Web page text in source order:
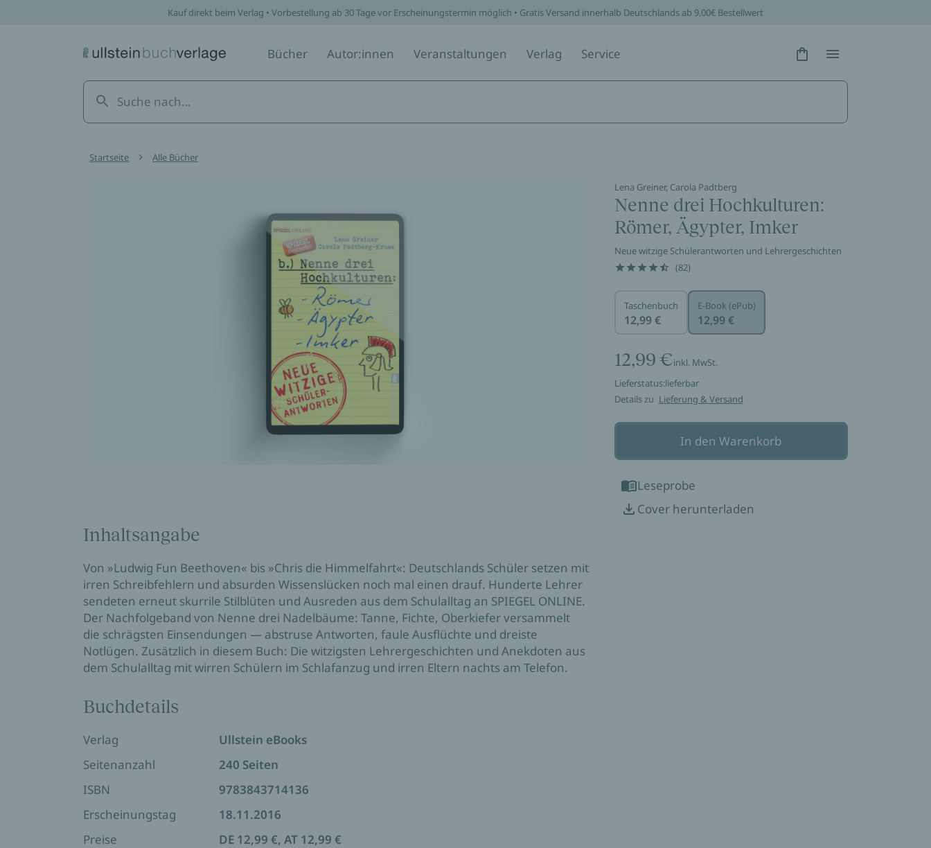
Kauf direkt beim Verlag • Vorbestellung ab 30 Tage vor Erscheinungstermin möglich • Gratis Versand innerhalb Deutschlands ab 9,00€ Bestellwert
Bücher Autor:innen Veranstaltungen Verlag Service Hidden Text
Hidden Text
Startseite Alle Bücher
Lena Greiner, Carola Padtberg
Nenne drei Hochkulturen:
Römer, Ägypter, Imker
Neue witzige Schülerantworten und Lehrergeschichten
(82)
Taschenbuch
12,99 €
E-Book (ePub)
12,99 €
12,99 €inkl. MwSt.
Lieferstatus:lieferbar
Details zu Lieferung & Versand
In den Warenkorb
Leseprobe
Cover herunterladen
Inhaltsangabe
Von »Ludwig Fun Beethoven« bis »Chris die Himmelfahrt«: Deutschlands Schüler setzen mit
irren Schreibfehlern und absurden Wissenslücken noch mal einen drauf. Hunderte Lehrer
sendeten erneut skurrile Stilblüten und Ausreden aus dem Schulalltag an SPIEGEL ONLINE.
Der Nachfolgeband von Nenne drei Nadelbäume: Tanne, Fichte, Oberkiefer versammelt
die schrägsten Einsendungen — abstruse Antworten, faule Ausflüchte und dreiste
Notlügen. Zusätzlich in diesem Buch: Die witzigsten Lehrergeschichten und Anekdoten aus
dem Schulalltag mit wirren Schülern im Schlafanzug und irren Eltern nachts am Telefon.
Buchdetails
Verlag
Ullstein eBooks
Seitenanzahl
240 Seiten
ISBN
9783843714136
Erscheinungstag
18.11.2016
Preise
DE 12,99 €, AT 12,99 €